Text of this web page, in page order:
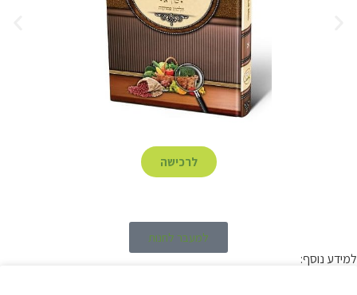
לרכישה
למעבר לחנות
למידע נוסף: